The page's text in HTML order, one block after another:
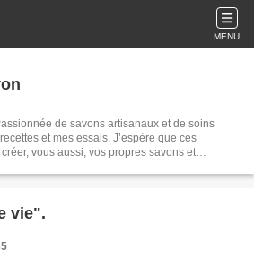
MENU
de savons artisanaux et de soins
et mes essais. J’espère que ces
vous aussi, vos propres savons et
vie".